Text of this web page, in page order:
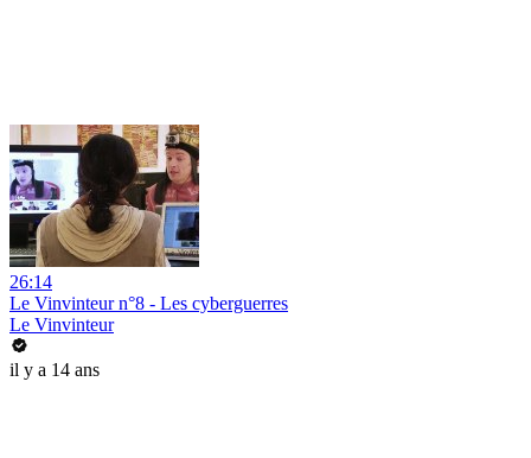
26:14
Le Vinvinteur n°8 - Les cyberguerres
Le Vinvinteur
il y a 14 ans